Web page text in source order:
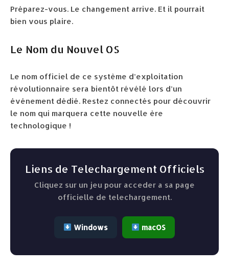
Préparez-vous. Le changement arrive. Et il pourrait
bien vous plaire.
Le Nom du Nouvel OS
Le nom officiel de ce système d’exploitation
révolutionnaire sera bientôt révélé lors d’un
événement dédié. Restez connectés pour découvrir
le nom qui marquera cette nouvelle ère
technologique !
Liens de Telechargement Officiels
Cliquez sur un jeu pour acceder a sa page
officielle de telechargement.
Windows macOS